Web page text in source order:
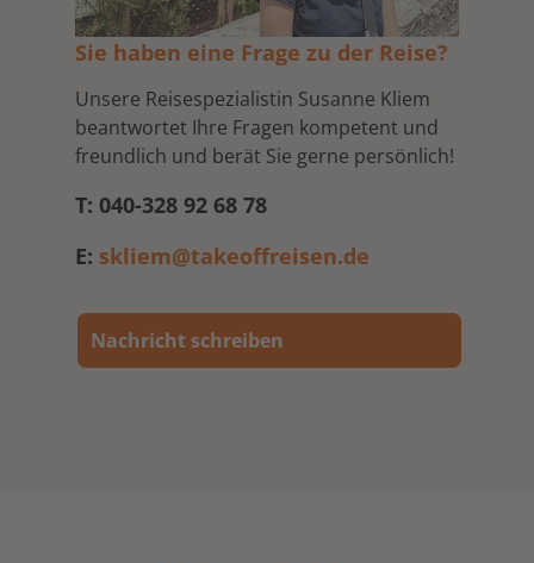
Sie haben eine Frage zu der Reise?
Unsere Reisespezialistin Susanne Kliem
beantwortet Ihre Fragen kompetent und
freundlich und berät Sie gerne persönlich!
T: 040-328 92 68 78
E: skliem@takeoffreisen.de
Nachricht schreiben